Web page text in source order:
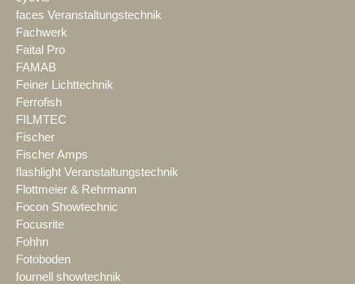
faces Veranstaltungstechnik
Fachwerk
Faital Pro
FAMAB
Feiner Lichttechnik
Ferrofish
FILMTEC
Fischer
Fischer Amps
flashlight Veranstaltungstechnik
Flottmeier & Rehrmann
Focon Showtechnic
Focusrite
Fohhn
Fotoboden
fournell showtechnik